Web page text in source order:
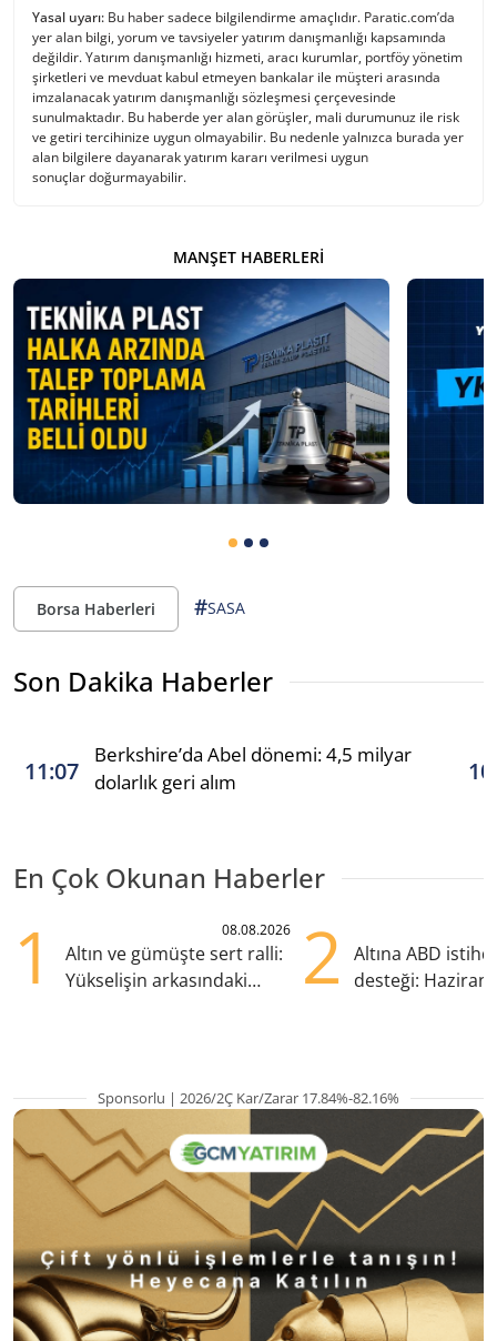
Yasal uyarı: Bu haber sadece bilgilendirme amaçlıdır. Paratic.com’da
yer alan bilgi, yorum ve tavsiyeler yatırım danışmanlığı kapsamında
değildir. Yatırım danışmanlığı hizmeti, aracı kurumlar, portföy yönetim
şirketleri ve mevduat kabul etmeyen bankalar ile müşteri arasında
imzalanacak yatırım danışmanlığı sözleşmesi çerçevesinde
sunulmaktadır. Bu haberde yer alan görüşler, mali durumunuz ile risk
ve getiri tercihinize uygun olmayabilir. Bu nedenle yalnızca burada yer
alan bilgilere dayanarak yatırım kararı verilmesi uygun
sonuçlar doğurmayabilir.
MANŞET HABERLERI
Borsa Haberleri #SASA
Son Dakika Haberler
11:07
Berkshire’da Abel dönemi: 4,5 milyar
dolarlık geri alım
En Çok Okunan Haberler
1 08.08.2026
Altın ve gümüşte sert ralli:
Yükselişin arkasındaki
2
Altına ABD
desteği:
Sponsorlu | 2026/2Ç Kar/Zarar 17.84%-82.16%